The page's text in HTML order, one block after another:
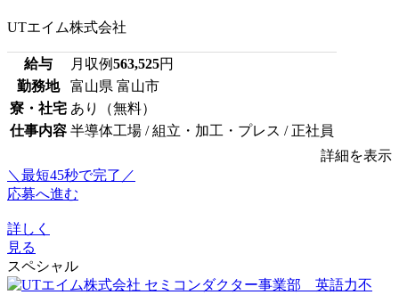
UTエイム株式会社
給与 月収例563,525円
勤務地
富山県 富山市
寮・社宅 あり（無料）
仕事内容 半導体工場 / 組立・加工・プレス / 正社員
詳細を表示
＼最短45秒で完了／
応募へ進む
詳しく
見る
スペシャル